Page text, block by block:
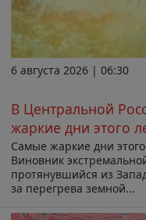
6 августа 2026 | 06:30
В Центральной
жаркие дни этого
Самые жаркие дни
Виновник
протянувшийся из
за перегрева земной...